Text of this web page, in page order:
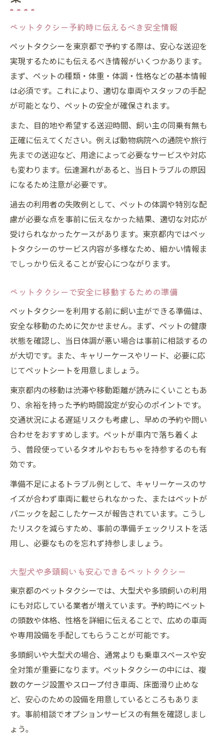
ペットタクシー予約時に伝えるべき安全情報
ペットタクシーを東京都で予約する際は、安心な送迎を
実現するためにも伝えるべき情報がいくつかあります。
まず、ペットの種類・体重・体調・性格などの基本情報
は必須です。これにより、適切な車両やスタッフの手配
が可能となり、ペットの安全が確保されます。
また、目的地や希望する送迎時間、飼い主の同乗有無も
正確に伝えてください。例えば動物病院への通院や旅行
先までの送迎など、用途によって必要なサービスや対応
も変わります。伝達漏れがあると、当日トラブルの原因
になるため注意が必要です。
過去の利用者の失敗例として、ペットの体調や特別な配
慮が必要な点を事前に伝えなかった結果、適切な対応が
受けられなかったケースがあります。東京都内ではペッ
トタクシーのサービス内容が多様なため、細かい情報ま
でしっかり伝えることが安心につながります。
ペットタクシーで安全に移動するための準備
ペットタクシーを利用する前に飼い主ができる準備は、
安全な移動のために欠かせません。まず、ペットの健康
状態を確認し、当日体調が悪い場合は事前に相談するの
が大切です。また、キャリーケースやリード、必要に応
じてペットシートを用意しましょう。
東京都内の移動は渋滞や移動距離が読みにくいこともあ
り、余裕を持った予約時間設定が安心のポイントです。
交通状況による遅延リスクも考慮し、早めの予約や問い
合わせをおすすめします。ペットが車内で落ち着くよ
う、普段使っているタオルやおもちゃを持参するのも有
効です。
準備不足によるトラブル例として、キャリーケースのサ
イズが合わず車両に載せられなかった、またはペットが
パニックを起こしたケースが報告されています。こうし
たリスクを減らすため、事前の準備チェックリストを活
用し、必要なものを忘れず持参しましょう。
大型犬や多頭飼いも安心できるペットタクシー
東京都のペットタクシーでは、大型犬や多頭飼いの利用
にも対応している業者が増えています。予約時にペット
の頭数や体格、性格を詳細に伝えることで、広めの車両
や専用設備を手配してもらうことが可能です。
多頭飼いや大型犬の場合、通常よりも乗車スペースや安
全対策が重要になります。ペットタクシーの中には、複
数のケージ設置やスロープ付き車両、床面滑り止めな
ど、安心のための設備を用意しているところもありま
す。事前相談でオプションサービスの有無を確認しまし
ょう。